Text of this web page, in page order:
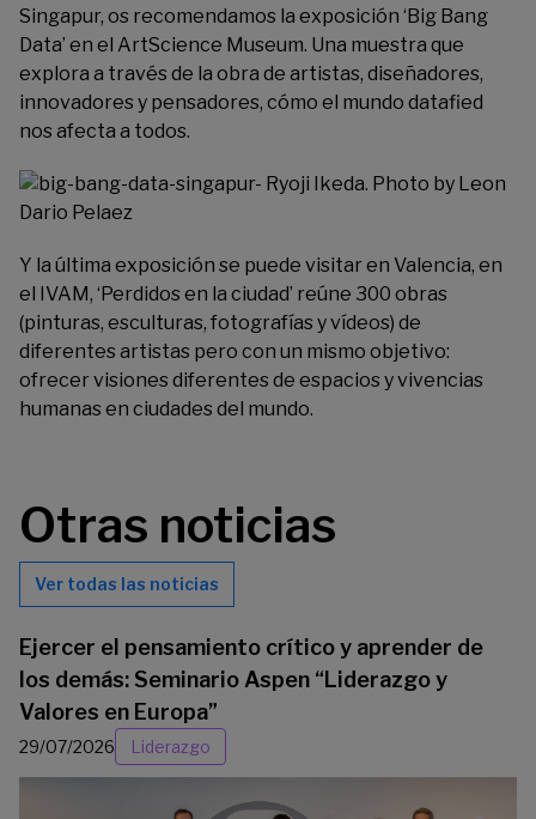
Singapur, os recomendamos la exposición ‘Big Bang
Data’ en el ArtScience Museum. Una muestra que
explora a través de la obra de artistas, diseñadores,
innovadores y pensadores, cómo el mundo datafied
nos afecta a todos.
Y la última exposición se puede visitar en Valencia, en
el IVAM, ‘Perdidos en la ciudad’ reúne 300 obras
(pinturas, esculturas, fotografías y vídeos) de
diferentes artistas pero con un mismo objetivo:
ofrecer visiones diferentes de espacios y vivencias
humanas en ciudades del mundo.
Otras noticias
Ver todas las noticias
Ejercer el pensamiento crítico y aprender de
los demás: Seminario Aspen “Liderazgo y
Valores en Europa”
29/07/2026 Liderazgo